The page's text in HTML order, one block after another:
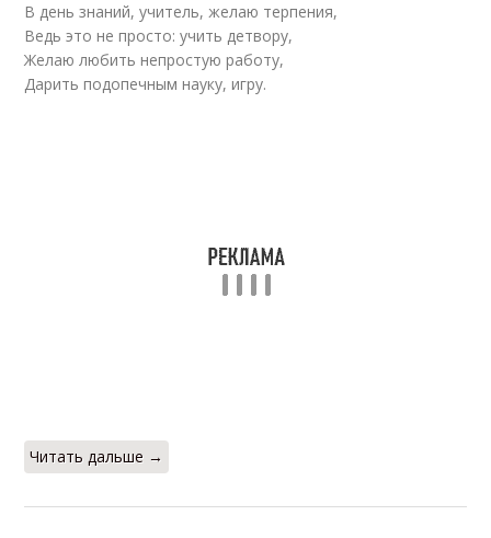
В день знаний, учитель, желаю терпения,
Ведь это не просто: учить детвору,
Желаю любить непростую работу,
Дарить подопечным науку, игру.
Читать дальше →